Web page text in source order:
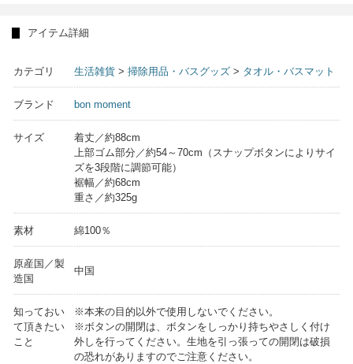
アイテム詳細
カテゴリ 生活雑貨 > 掃除用品・バスグッズ > タオル・バスマット
ブランド bon moment
サイズ
着丈／約88cm
上部ゴム部分／約54～70cm（スナップボタンによりサイ
ズを3段階に調節可能）
裾幅／約68cm
重さ／約325g
素材 綿100％
原産国／製
造国
中国
知っておい
て頂きたい
こと
※本来の目的以外で使用しないでください。
※ボタンの開閉は、ボタンをしっかり持ちやさしく付け
外しを行ってください。生地を引っ張っての開閉は破損
の恐れがありますのでご注意ください。